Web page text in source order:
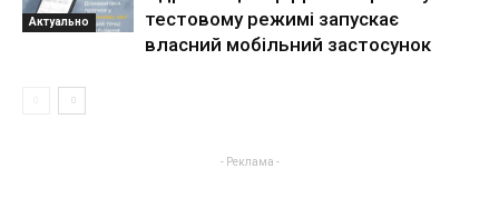
Актуально
тестовому режимі запускає
власний мобільний застосунок
- Реклама -